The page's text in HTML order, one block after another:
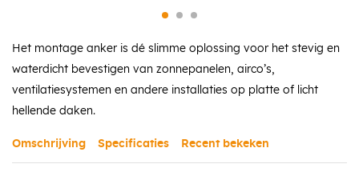
Het montage anker is dé slimme oplossing voor het stevig en
waterdicht bevestigen van zonnepanelen, airco’s,
ventilatiesystemen en andere installaties op platte of licht
hellende daken.
Omschrijving Specificaties Recent bekeken